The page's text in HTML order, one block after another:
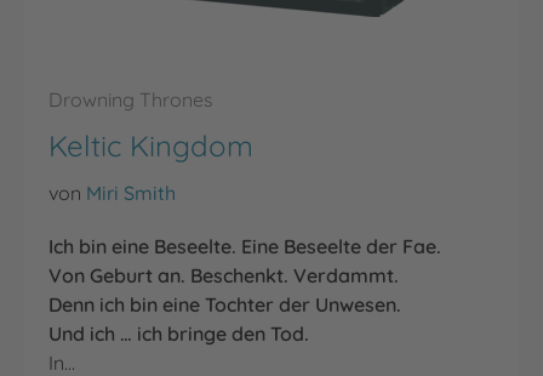
Drowning Thrones
Keltic Kingdom
von Miri Smith
Ich bin eine Beseelte. Eine Beseelte der Fae.
Von Geburt an. Beschenkt. Verdammt.
Denn ich bin eine Tochter der Unwesen.
Und ich … ich bringe den Tod.
In…